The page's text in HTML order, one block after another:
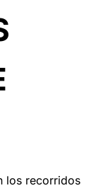
los recorridos